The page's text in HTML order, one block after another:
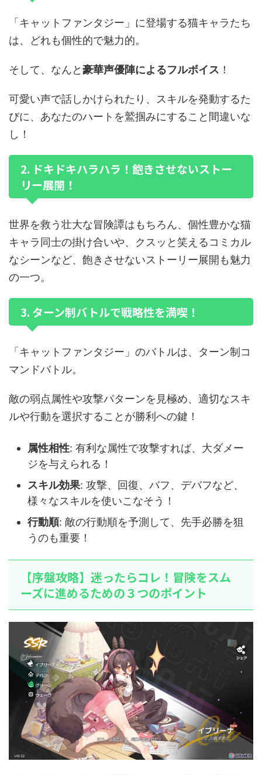
「キャットファンタジー」に登場する猫キャラたち
は、どれも個性的で魅力的。
そして、なんと豪華声優陣によるフルボイス ！
可愛い声で話しかけられたり、スキルを発動するた
びに、あなたのハートを鷲掴みにすること間違いな
し！
2. ドキドキハラハラ！飽きさせないストー
リー展開！
世界を救う壮大な冒険譚はもちろん、個性豊かな猫
キャラ同士の掛け合いや、クスッと笑えるコミカル
なシーンなど、飽きさせないストーリー展開も魅力
の一つ。
3. ターン制バトルで戦略性を満喫！
「キャットファンタジー」のバトルは、ターン制コ
マンドバトル。
敵の弱点属性や攻撃パターンを見極め、適切なスキ
ルや行動を選択することが勝利への鍵！
属性相性: 有利な属性で攻撃すれば、大ダメー
ジを与えられる！
スキル効果: 攻撃、回復、バフ、デバフなど、
様々なスキルを使いこなそう！
行動順: 敵の行動順を予測して、先手必勝を狙
うのも重要！
【序盤攻略】迷ったらコレ！冒険をスム
ーズに進めるための３つのポイント